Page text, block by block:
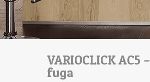
VARIOCLICK AC5 –
fuga